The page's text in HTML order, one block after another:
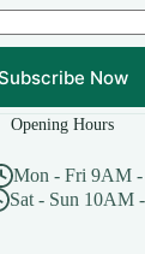
Now
Opening Hours
Mon - Fri 9AM -
Sat - Sun 10AM